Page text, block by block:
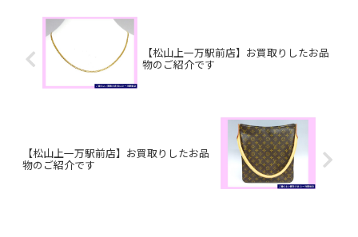
【松山上一万駅前店】お買取りしたお品
物のご紹介です
【松山上一万駅前店】お買取りしたお品
物のご紹介です